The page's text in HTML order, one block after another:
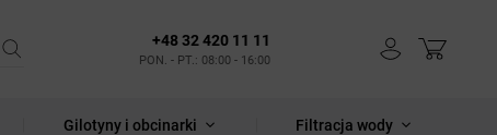
+48 32 420 11 11
PON. - PT.: 08:00 - 16:00
Gilotyny i obcinarki Filtracja wody